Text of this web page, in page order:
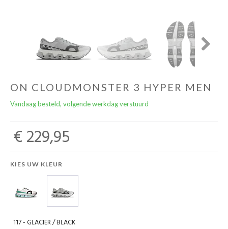
ON CLOUDMONSTER 3 HYPER MEN
Vandaag besteld, volgende werkdag verstuurd
€ 229,95
KIES UW KLEUR
117 - GLACIER / BLACK